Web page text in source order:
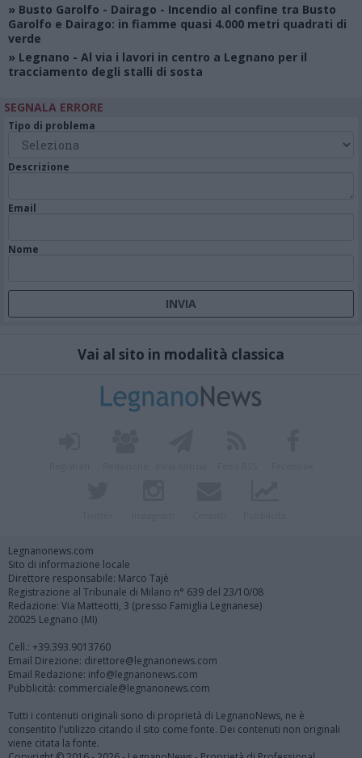
» Busto Garolfo - Dairago - Incendio al confine tra Busto
Garolfo e Dairago: in fiamme quasi 4.000 metri quadrati di
verde
» Legnano - Al via i lavori in centro a Legnano per il
tracciamento degli stalli di sosta
SEGNALA ERRORE
Tipo di problema
Descrizione
Email
Nome
Vai al sito in modalità classica
Legnanonews.com
Sito di informazione locale
Direttore responsabile: Marco Tajè
Registrazione al Tribunale di Milano n° 639 del 23/10/08
Redazione: Via Matteotti, 3 (presso Famiglia Legnanese)
20025 Legnano (MI)
Cell.: +39.393.9013760
Email Direzione: direttore@legnanonews.com
Email Redazione: info@legnanonews.com
Pubblicità: commerciale@legnanonews.com
Tutti i contenuti originali sono di proprietà di LegnanoNews, ne è
consentito l'utilizzo citando il sito come fonte. Dei contenuti non originali
viene citata la fonte.